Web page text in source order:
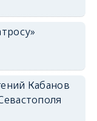
Кабанов